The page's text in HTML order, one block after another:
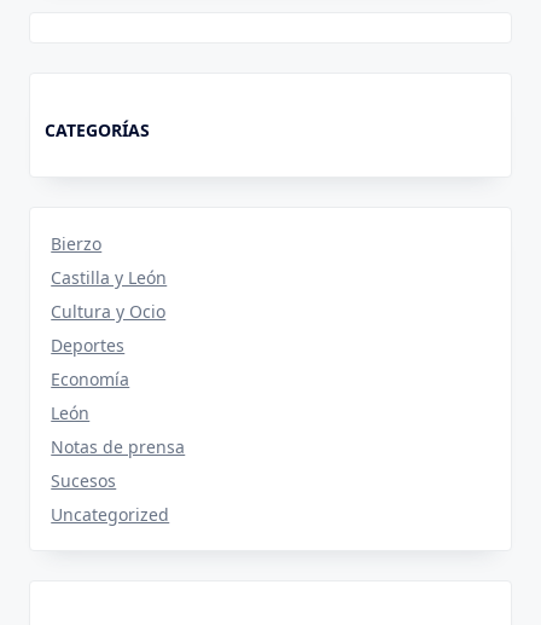
CATEGORÍAS
Bierzo
Castilla y León
Cultura y Ocio
Deportes
Economía
León
Notas de prensa
Sucesos
Uncategorized